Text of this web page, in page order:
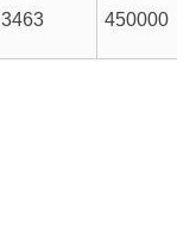
3463 450000